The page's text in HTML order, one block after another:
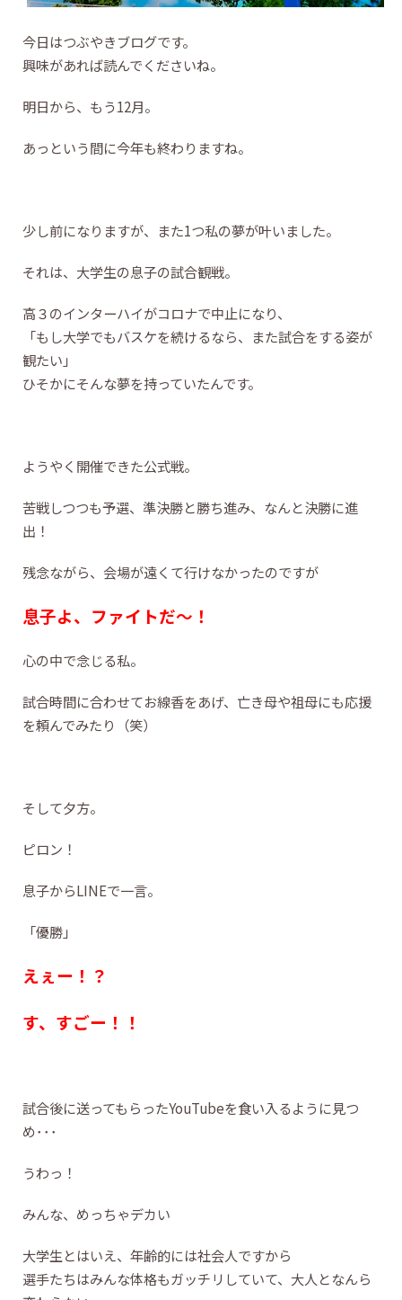
今日はつぶやきブログです。
興味があれば読んでくださいね。
明日から、もう12月。
あっという間に今年も終わりますね。
少し前になりますが、また1つ私の夢が叶いました。
それは、大学生の息子の試合観戦。
高３のインターハイがコロナで中止になり、
「もし大学でもバスケを続けるなら、また試合をする姿が
観たい」
ひそかにそんな夢を持っていたんです。
ようやく開催できた公式戦。
苦戦しつつも予選、準決勝と勝ち進み、なんと決勝に進
出！
残念ながら、会場が遠くて行けなかったのですが
息子よ、ファイトだ～！
心の中で念じる私。
試合時間に合わせてお線香をあげ、亡き母や祖母にも応援
を頼んでみたり（笑）
そして夕方。
ピロン！
息子からLINEで一言。
「優勝」
えぇー！？
す、すごー！！
試合後に送ってもらったYouTubeを食い入るように見つ
め･･･
うわっ！
みんな、めっちゃデカい
大学生とはいえ、年齢的には社会人ですから
選手たちはみんな体格もガッチリしていて、大人となんら